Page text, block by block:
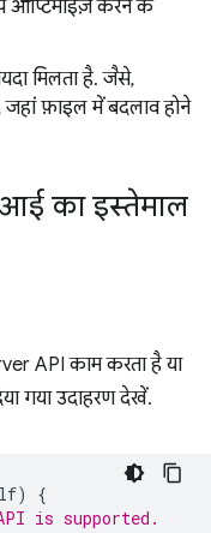
ऑप्टिमाइज़ करने के
मिलता है. जैसे,
फ़ाइल में बदलाव होने
का इस्तेमाल
API काम करता है या
गया उदाहरण देखें.
)
{
is supported.